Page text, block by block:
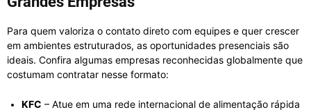
Para quem valoriza o contato direto com equipes e quer crescer
em ambientes estruturados, as oportunidades presenciais são
ideais. Confira algumas empresas reconhecidas globalmente que
costumam contratar nesse formato:
KFC – Atue em uma rede internacional de alimentação rápida